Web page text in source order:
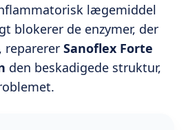
lægemiddel
blokerer de enzymer, der
reparerer Sanoflex Forte
den beskadigede struktur,